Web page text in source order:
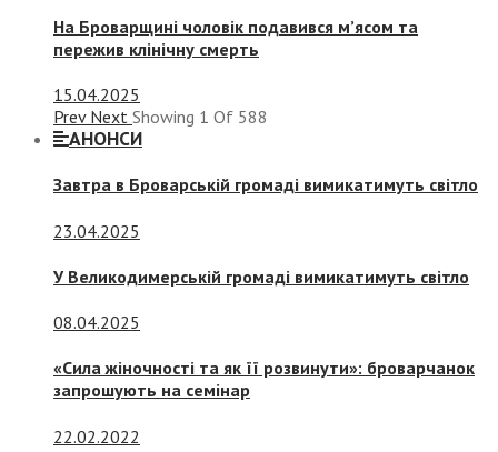
На Броварщині чоловік подавився м’ясом та
пережив клінічну смерть
15.04.2025
Prev Next Showing 1 Of 588
АНОНСИ
Завтра в Броварській громаді вимикатимуть світло
23.04.2025
У Великодимерській громаді вимикатимуть світло
08.04.2025
«Сила жіночності та як її розвинути»: броварчанок
запрошують на семінар
22.02.2022